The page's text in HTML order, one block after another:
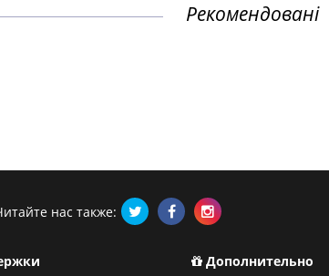
Рекомендовані
нас также:
Дополнительно